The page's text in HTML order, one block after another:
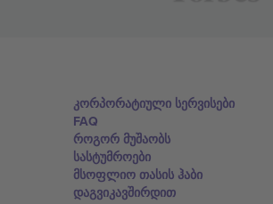
კორპორატიული სერვისები
FAQ
როგორ მუშაობს
სასტუმროები
მსოფლიო თასის ჰაბი
დაგვიკავშირდით